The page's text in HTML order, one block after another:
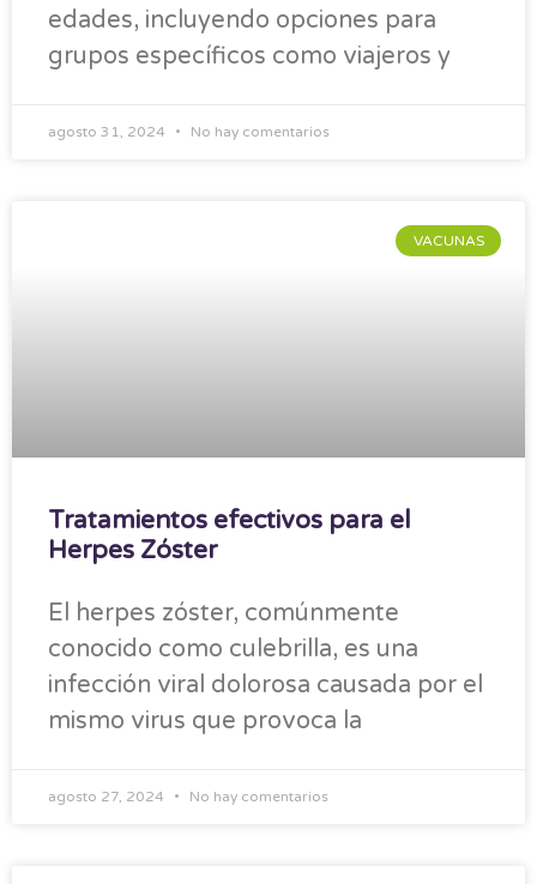
edades, incluyendo opciones para
grupos específicos como viajeros y
agosto 31, 2024 No hay comentarios
VACUNAS
Tratamientos efectivos para el
Herpes Zóster
El herpes zóster, comúnmente
conocido como culebrilla, es una
infección viral dolorosa causada por el
mismo virus que provoca la
agosto 27, 2024 No hay comentarios